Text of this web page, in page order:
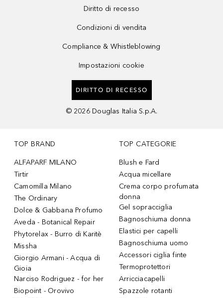
Diritto di recesso
Condizioni di vendita
Compliance & Whistleblowing
Impostazioni cookie
DIRITTO DI RECESSO
© 2026 Douglas Italia S.p.A.
TOP BRAND
ALFAPARF MILANO
Tirtir
Camomilla Milano
The Ordinary
Dolce & Gabbana Profumo
Aveda - Botanical Repair
Phytorelax - Burro di Karitè
Missha
Giorgio Armani - Acqua di
Gioia
Narciso Rodriguez - for her
Biopoint - Orovivo
TOP CATEGORIE
Blush e Fard
Acqua micellare
Crema corpo profumata
donna
Gel sopracciglia
Bagnoschiuma donna
Elastici per capelli
Bagnoschiuma uomo
Accessori ciglia finte
Termoprotettori
Arricciacapelli
Spazzole rotanti